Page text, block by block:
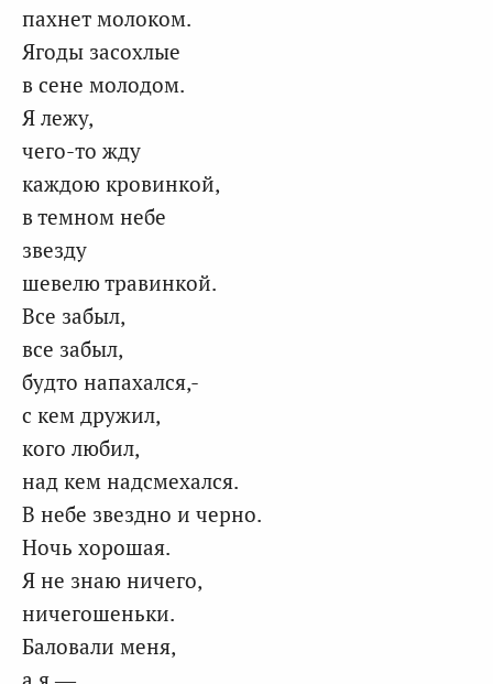
пахнет молоком.
Ягоды засохлые
в сене молодом.
Я лежу,
чего-то жду
каждою кровинкой,
в темном небе
звезду
шевелю травинкой.
Все забыл,
все забыл,
будто напахался,-
с кем дружил,
кого любил,
над кем надсмехался.
В небе звездно и черно.
Ночь хорошая.
Я не знаю ничего,
ничегошеньки.
Баловали меня,